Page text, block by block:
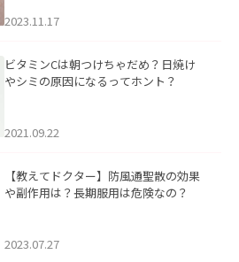
2023.11.17
ビタミンCは朝つけちゃだめ？日焼け
やシミの原因になるってホント？
2021.09.22
【教えてドクター】防風通聖散の効果
や副作用は？長期服用は危険なの？
2023.07.27